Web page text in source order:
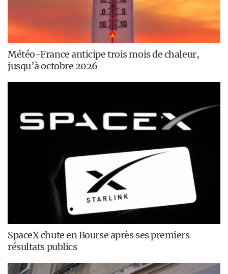
Météo-France anticipe trois mois de chaleur,
jusqu’à octobre 2026
SpaceX chute en Bourse après ses premiers
résultats publics